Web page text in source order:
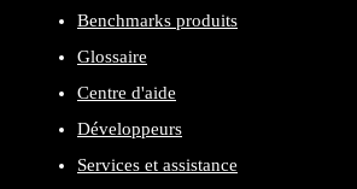
Benchmarks produits
Glossaire
Centre d'aide
Développeurs
Services et assistance